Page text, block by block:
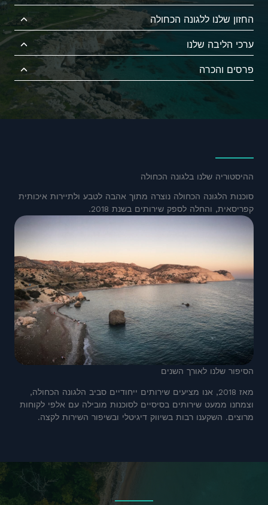
החזון שלנו ללגונה הכחולה
ערכי הליבה שלנו
פרסים והכרה
ההיסטוריה שלנו בלגונה הכחולה
סוכנות הלגונה הכחולה נוצרה מתוך אהבה לטבע ולתיירות איכותית
קפריסאית, והחלה לספק שירותים בשנת 2018.
הסיפור שלנו לאורך השנים
מאז 2018, אנו מציעים שירותים ייחודיים סביב הלגונה הכחולה,
וצמחנו ממעט שירותים בסיסיים לסוכנות מובילה עם אלפי לקוחות
מרוצים. השקענו רבות בשיווק דיגיטלי ובשיפור השירות לקצה.